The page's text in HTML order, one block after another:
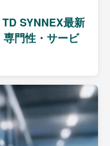
SYNNEX最新
門性・サービ